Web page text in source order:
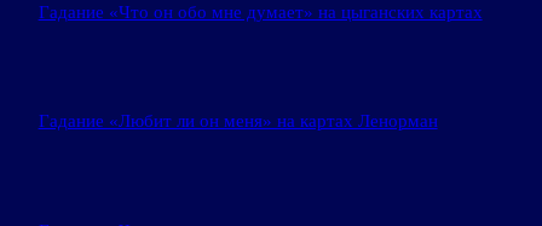
Гадание «Что он обо мне думает» на цыганских картах
Гадание «Любит ли он меня» на картах Ленорман